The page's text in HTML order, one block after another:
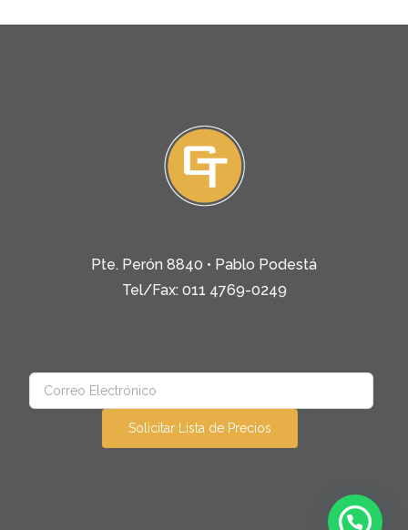
Pte. Perón 8840 • Pablo Podestá
Tel/Fax: 011 4769-0249